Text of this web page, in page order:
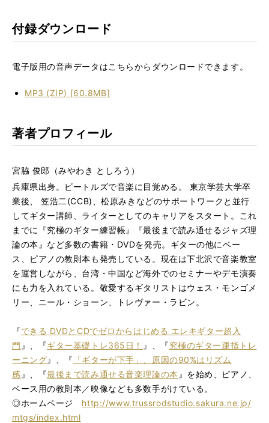
付録ダウンロード
電子版用の音声データはこちらからダウンロードできます。
MP3 (ZIP) [60.8MB]
著者プロフィール
​宮脇 俊郎（みやわき としろう）
兵庫県出身。ビートルズで音楽に目覚める。 東京学芸大学卒
業後、 笠浩二 (CCB)、松原みきなどのサポートワークと並行
してギター講師、ライターとしてのキャリアをスタート。これ
までに『究極のギター練習帳』『最後まで読み通せるジャズ理
論の本』など多数の書籍・DVDを発売。ギターの他にベー
ス、ピアノの教則本も発売している。現在は下北沢で音楽教室
を運営しながら、台湾・中国など海外でのセミナーやデモ演奏
にも力を入れている。敬愛するギタリストはウェス・モンゴメ
リー、ニール・ショーン、トレヴァー・ラビン。
『できる DVDとCDでゼロからはじめる エレキギター超入
門 』、『ギター基礎トレ365日！ 』、『究極のギター運指トレ
ーニング』、『 「ギターが下手」、原因の90%はリズム
感 』、『最後まで読み通せる音楽理論の本 』を始め、ピアノ、
ベース用の教則本／映像なども多数手がけている。
◎ホームページ http://www.trussrodstudio.sakura.ne.jp/
mtgs/index.html